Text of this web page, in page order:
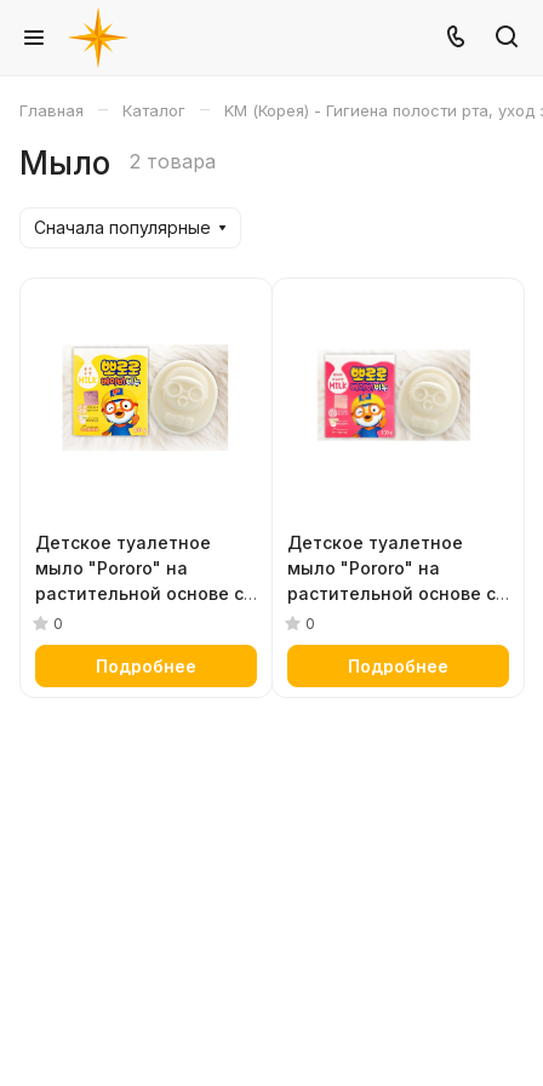
Главная – Каталог – KM (Корея) - Гигиена полости рта, уход
Мыло 2 товара
Сначала популярные
Детское туалетное
мыло "Pororo" на
растительной основе с
козьим молоком и
натуральными маслами
(легкий молочный
0
Подробнее
Детское туалетное
мыло "Pororo" на
растительной основе с
козьим молоком и
натуральными маслами
(аромат присыпки) 100 г
0
Подробнее